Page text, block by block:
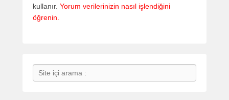
kullanır. Yorum verilerinizin nasıl işlendiğini
öğrenin.
Search